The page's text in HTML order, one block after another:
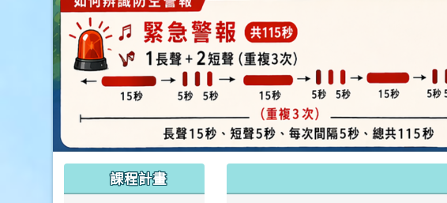
課程計畫